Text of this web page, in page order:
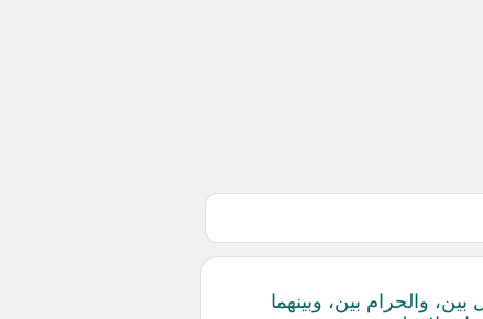
بين، والحرام بين، وبينهما